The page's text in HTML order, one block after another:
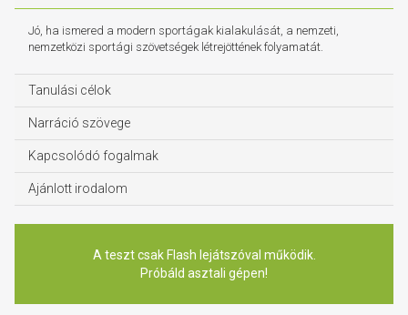
Jó, ha ismered a modern sportágak kialakulását, a nemzeti,
nemzetközi sportági szövetségek létrejöttének folyamatát.
Tanulási célok
Narráció szövege
Kapcsolódó fogalmak
Ajánlott irodalom
A teszt csak Flash lejátszóval működik.
Próbáld asztali gépen!